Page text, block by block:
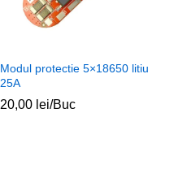
Modul protectie 5×18650 litiu
25A
20,00 lei/Buc